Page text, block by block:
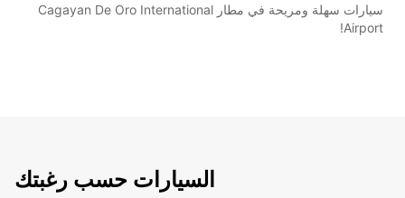
سيارات سهلة ومريحة في مطار Cagayan De Oro International
Airport!
السيارات حسب رغبتك